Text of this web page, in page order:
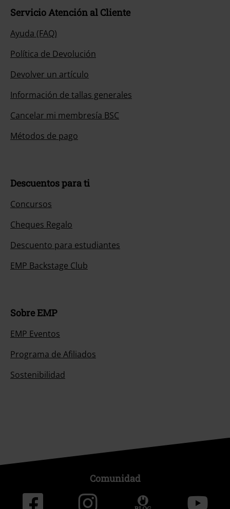
Servicio Atención al Cliente
Ayuda (FAQ)
Política de Devolución
Devolver un artículo
Información de tallas generales
Cancelar mi membresía BSC
Métodos de pago
Descuentos para ti
Concursos
Cheques Regalo
Descuento para estudiantes
EMP Backstage Club
Sobre EMP
EMP Eventos
Programa de Afiliados
Sostenibilidad
Comunidad